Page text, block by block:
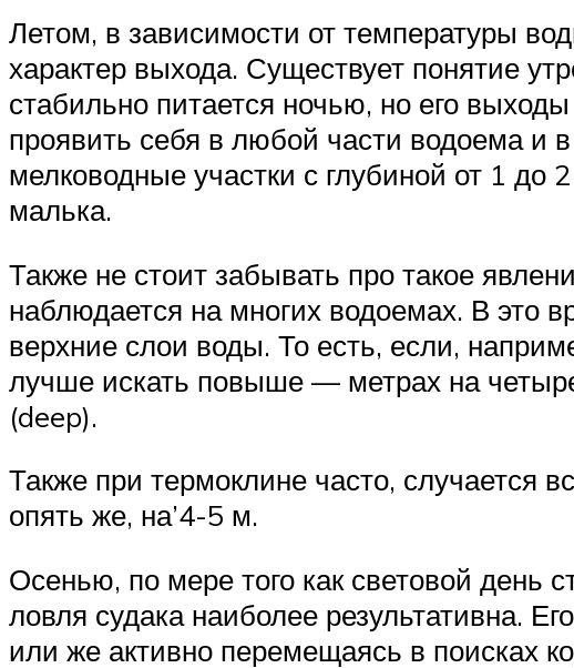
Летом, в зависимости от температуры
характер выхода. Существует понятие
стабильно питается ночью, но его
проявить себя в любой части водоема и
мелководные участки с глубиной от 1 до
малька.
Также не стоит забывать про такое
наблюдается на многих водоемах. В это
верхние слои воды. То есть, если,
лучше искать повыше — метрах на
(deep).
Также при термоклине часто, случается
опять же, на’4-5 м.
Осенью, по мере того как световой день
ловля судака наиболее результативна.
или же активно перемещаясь в поисках